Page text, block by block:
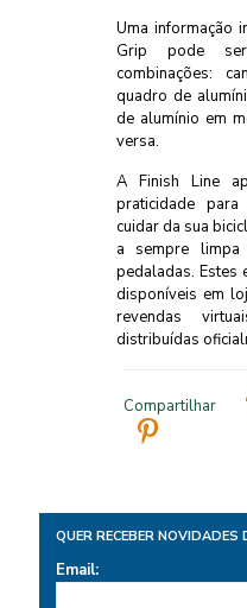
Uma informação
Grip pode
combinações:
quadro de
de alumínio em
versa.
A Finish Line
praticidade
cuidar da sua
a sempre
pedaladas. Estes
disponíveis em
revendas
distribuídas
Compartilhar
QUER RECEBER NOVIDADES
Email: